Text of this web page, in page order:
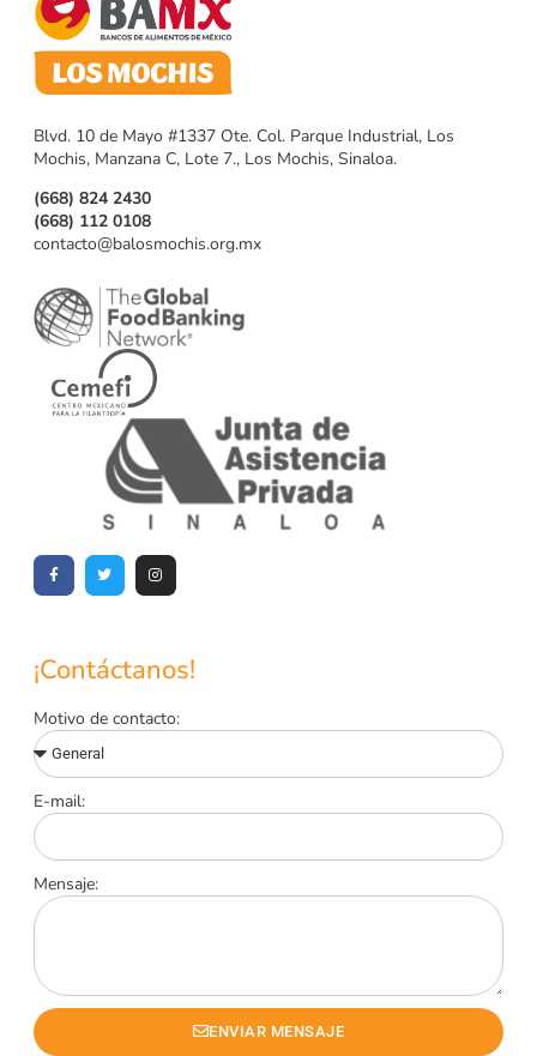
Blvd. 10 de Mayo #1337 Ote. Col. Parque Industrial, Los
Mochis, Manzana C, Lote 7., Los Mochis, Sinaloa.
(668) 824 2430
(668) 112 0108
contacto@balosmochis.org.mx
¡Contáctanos!
Motivo de contacto:
E-mail:
Mensaje:
ENVIAR MENSAJE